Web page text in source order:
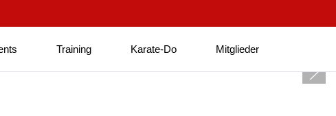
Training Karate-Do Mitglieder